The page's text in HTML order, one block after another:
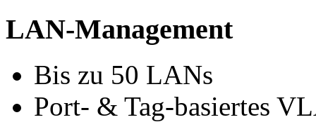
LAN-Management
Bis zu 50 LANs
Port- & Tag-basiertes